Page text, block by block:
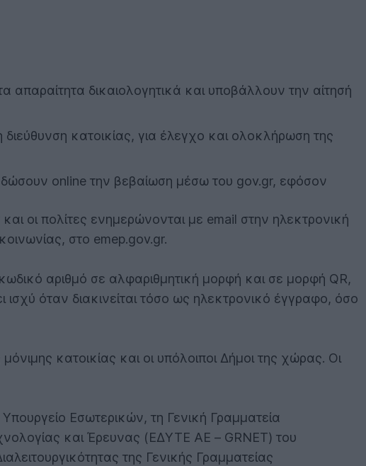
απαραίτητα δικαιολογητικά και υποβάλλουν την αίτησή
κατοικίας, για έλεγχο και ολοκλήρωση της
online την βεβαίωση μέσω του gov.gr, εφόσον
οι πολίτες ενημερώνονται με email στην ηλεκτρονική
στο emep.gov.gr.
αριθμό σε αλφαριθμητική μορφή και σε μορφή QR,
όταν διακινείται τόσο ως ηλεκτρονικό έγγραφο, όσο
κατοικίας και οι υπόλοιποι Δήμοι της χώρας. Οι
Εσωτερικών, τη Γενική Γραμματεία
και Έρευνας (ΕΔΥΤΕ ΑΕ – GRNET) του
της Γενικής Γραμματείας